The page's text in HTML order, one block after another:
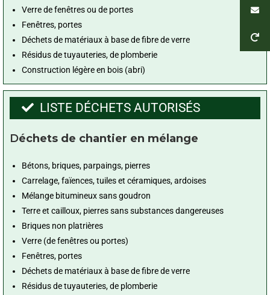
Verre de fenêtres ou de portes
Fenêtres, portes
Déchets de matériaux à base de fibre de verre
Résidus de tuyauteries, de plomberie
Construction légère en bois (abri)
LISTE DÉCHETS AUTORISÉS
Déchets de chantier en mélange
Bétons, briques, parpaings, pierres
Carrelage, faïences, tuiles et céramiques, ardoises
Mélange bitumineux sans goudron
Terre et cailloux, pierres sans substances dangereuses
Briques non platrières
Verre (de fenêtres ou portes)
Fenêtres, portes
Déchets de matériaux à base de fibre de verre
Résidus de tuyauteries, de plomberie